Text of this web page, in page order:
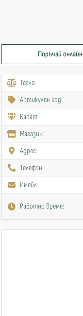
Поръчай онлайн
Тегло:
Артикулен код:
Карат:
Mагазин:
Адрес:
Телефон:
Имейл:
Работно време: